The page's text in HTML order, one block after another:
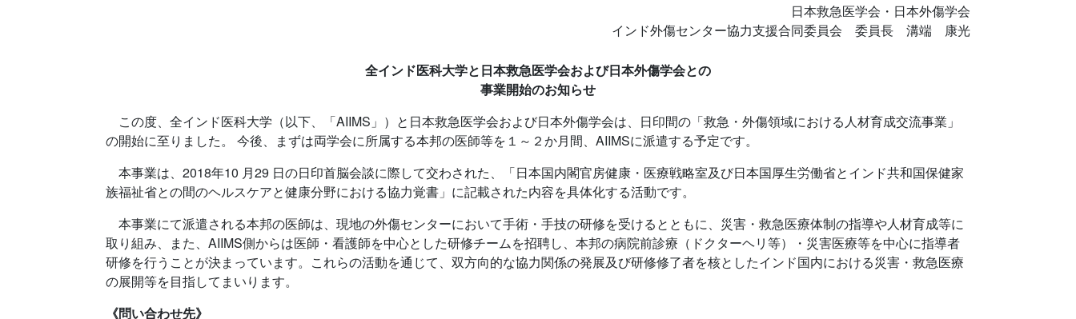
日本救急医学会・日本外傷学会
インド外傷センター協力支援合同委員会 委員長 溝端 康光
全インド医科大学と日本救急医学会および日本外傷学会との
事業開始のお知らせ
この度、全インド医科大学（以下、「AIIMS」）と日本救急医学会および日本外傷学会は、日印間の「救急・外傷領域における人材育成交流事業」
の開始に至りました。 今後、まずは両学会に所属する本邦の医師等を１～２か月間、AIIMSに派遣する予定です。
本事業は、2018年10 月29 日の日印首脳会談に際して交わされた、「日本国内閣官房健康・医療戦略室及び日本国厚生労働省とインド共和国保健家
族福祉省との間のヘルスケアと健康分野における協力覚書」に記載された内容を具体化する活動です。
本事業にて派遣される本邦の医師は、現地の外傷センターにおいて手術・手技の研修を受けるとともに、災害・救急医療体制の指導や人材育成等に
取り組み、また、AIIMS側からは医師・看護師を中心とした研修チームを招聘し、本邦の病院前診療（ドクターヘリ等）・災害医療等を中心に指導者
研修を行うことが決まっています。これらの活動を通じて、双方向的な協力関係の発展及び研修修了者を核としたインド国内における災害・救急医療
の展開等を目指してまいります。
《問い合わせ先》